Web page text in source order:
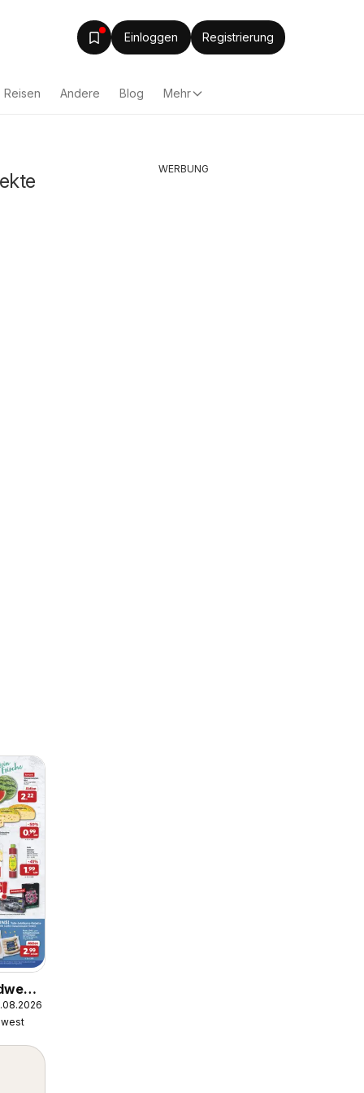
Einloggen Registrierung
Reisen Andere Blog Mehr
WERBUNG